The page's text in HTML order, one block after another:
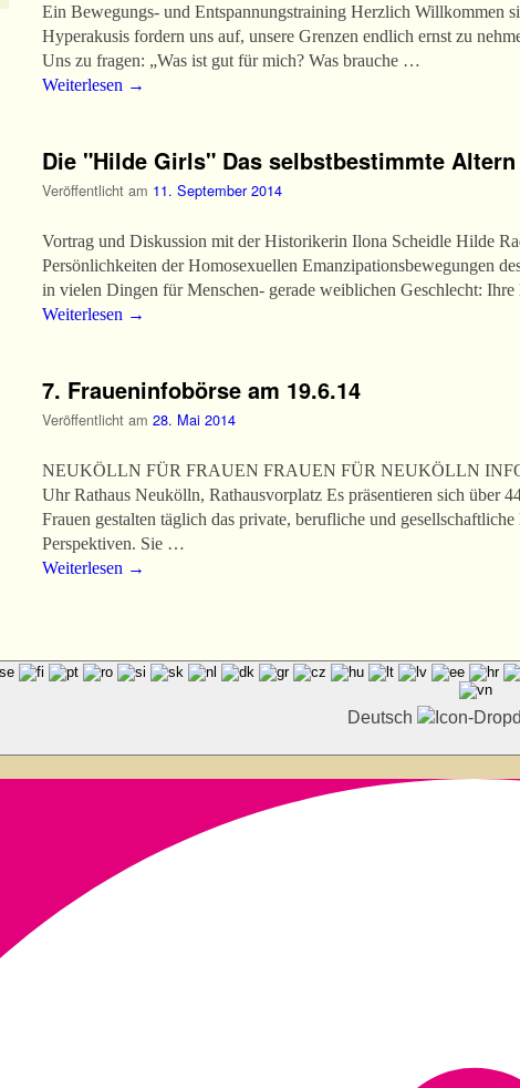
Ein Bewegungs- und Entspannungstraining Herzlich Willkommen
Hyperakusis fordern uns auf, unsere Grenzen endlich ernst zu
Uns zu fragen: „Was ist gut für mich? Was brauche …
Weiterlesen →
Die "Hilde Girls" Das selbstbestimmte
Veröffentlicht am 11. September 2014
Vortrag und Diskussion mit der Historikerin Ilona Scheidle Hilde
Persönlichkeiten der Homosexuellen Emanzipationsbewegungen
in vielen Dingen für Menschen- gerade weiblichen Geschlecht:
Weiterlesen →
7. Fraueninfobörse am 19.6.14
Veröffentlicht am 28. Mai 2014
NEUKÖLLN FÜR FRAUEN FRAUEN FÜR NEUKÖLLN
Uhr Rathaus Neukölln, Rathausvorplatz Es präsentieren sich über
Frauen gestalten täglich das private, berufliche und
Perspektiven. Sie …
Weiterlesen →
Deutsch